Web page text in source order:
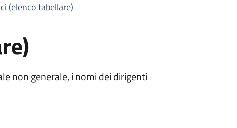
(elenco tabellare)
non generale, i nomi dei dirigenti